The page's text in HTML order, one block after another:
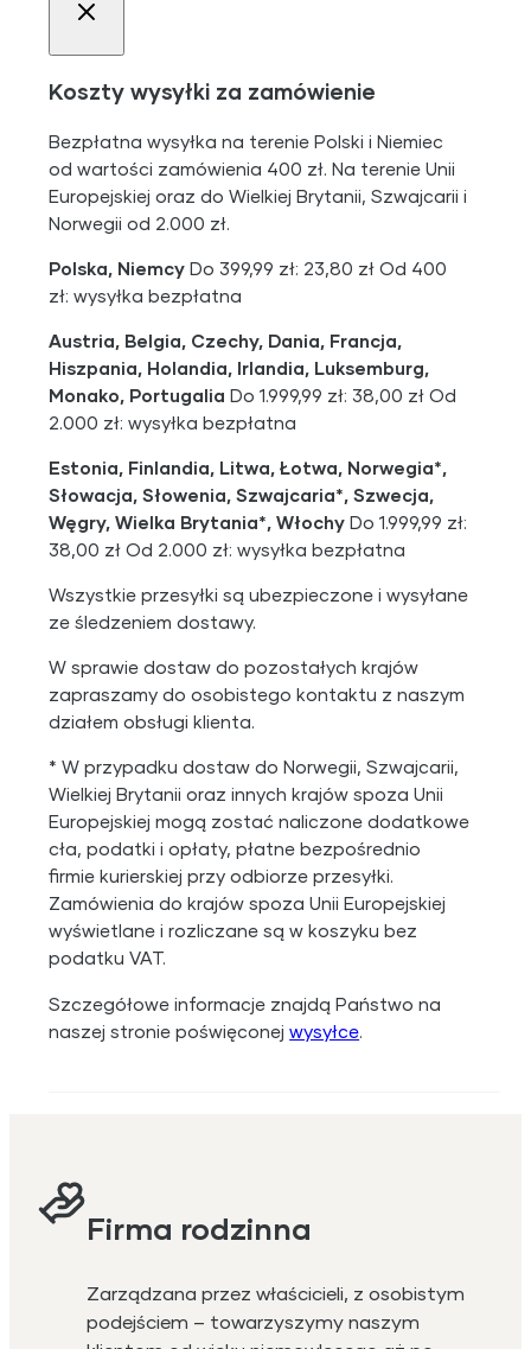
Koszty wysyłki za zamówienie
Bezpłatna wysyłka na terenie Polski i Niemiec
od wartości zamówienia 400 zł. Na terenie Unii
Europejskiej oraz do Wielkiej Brytanii, Szwajcarii i
Norwegii od 2.000 zł.
Polska, Niemcy Do 399,99 zł: 23,80 zł Od 400
zł: wysyłka bezpłatna
Austria, Belgia, Czechy, Dania, Francja,
Hiszpania, Holandia, Irlandia, Luksemburg,
Monako, Portugalia Do 1.999,99 zł: 38,00 zł Od
2.000 zł: wysyłka bezpłatna
Estonia, Finlandia, Litwa, Łotwa, Norwegia*,
Słowacja, Słowenia, Szwajcaria*, Szwecja,
Węgry, Wielka Brytania*, Włochy Do 1.999,99 zł:
38,00 zł Od 2.000 zł: wysyłka bezpłatna
Wszystkie przesyłki są ubezpieczone i wysyłane
ze śledzeniem dostawy.
W sprawie dostaw do pozostałych krajów
zapraszamy do osobistego kontaktu z naszym
działem obsługi klienta.
* W przypadku dostaw do Norwegii, Szwajcarii,
Wielkiej Brytanii oraz innych krajów spoza Unii
Europejskiej mogą zostać naliczone dodatkowe
cła, podatki i opłaty, płatne bezpośrednio
firmie kurierskiej przy odbiorze przesyłki.
Zamówienia do krajów spoza Unii Europejskiej
wyświetlane i rozliczane są w koszyku bez
podatku VAT.
Szczegółowe informacje znajdą Państwo na
naszej stronie poświęconejwysyłce
Firma rodzinna
Zarządzana przez właścicieli, z osobistym
podejściem – towarzyszymy naszym